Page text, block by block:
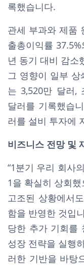
록했습니다.
관세 부과와 제품
출총이익률
년 동기 대비 감소
그 영향이 일부 상
는 3,520만 달러,
달러를 기록했습
러를 설비 투자에
비즈니스 전망 및
“1분기 우리 회사
1을 확실히 상회
고조된 상황에서
함을 반영한 것입
당한 추가 기회를
성장 전략을 실행
러한 기반을 바탕